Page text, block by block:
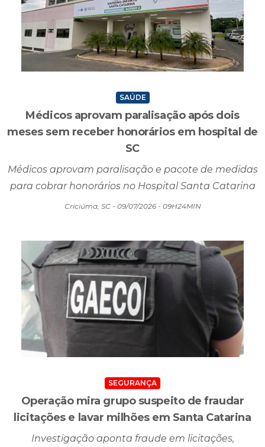
SAÚDE
Médicos aprovam paralisação após dois
meses sem receber honorários em hospital de
SC
Médicos aprovam paralisação e pacote de medidas
para cobrar honorários no Hospital Santa Catarina
Criciúma, SC - 09/07/2026 - 09H24MIN
SEGURANÇA
Operação mira grupo suspeito de fraudar
licitações e lavar milhões em Santa Catarina
Investigação aponta fraude em licitações,